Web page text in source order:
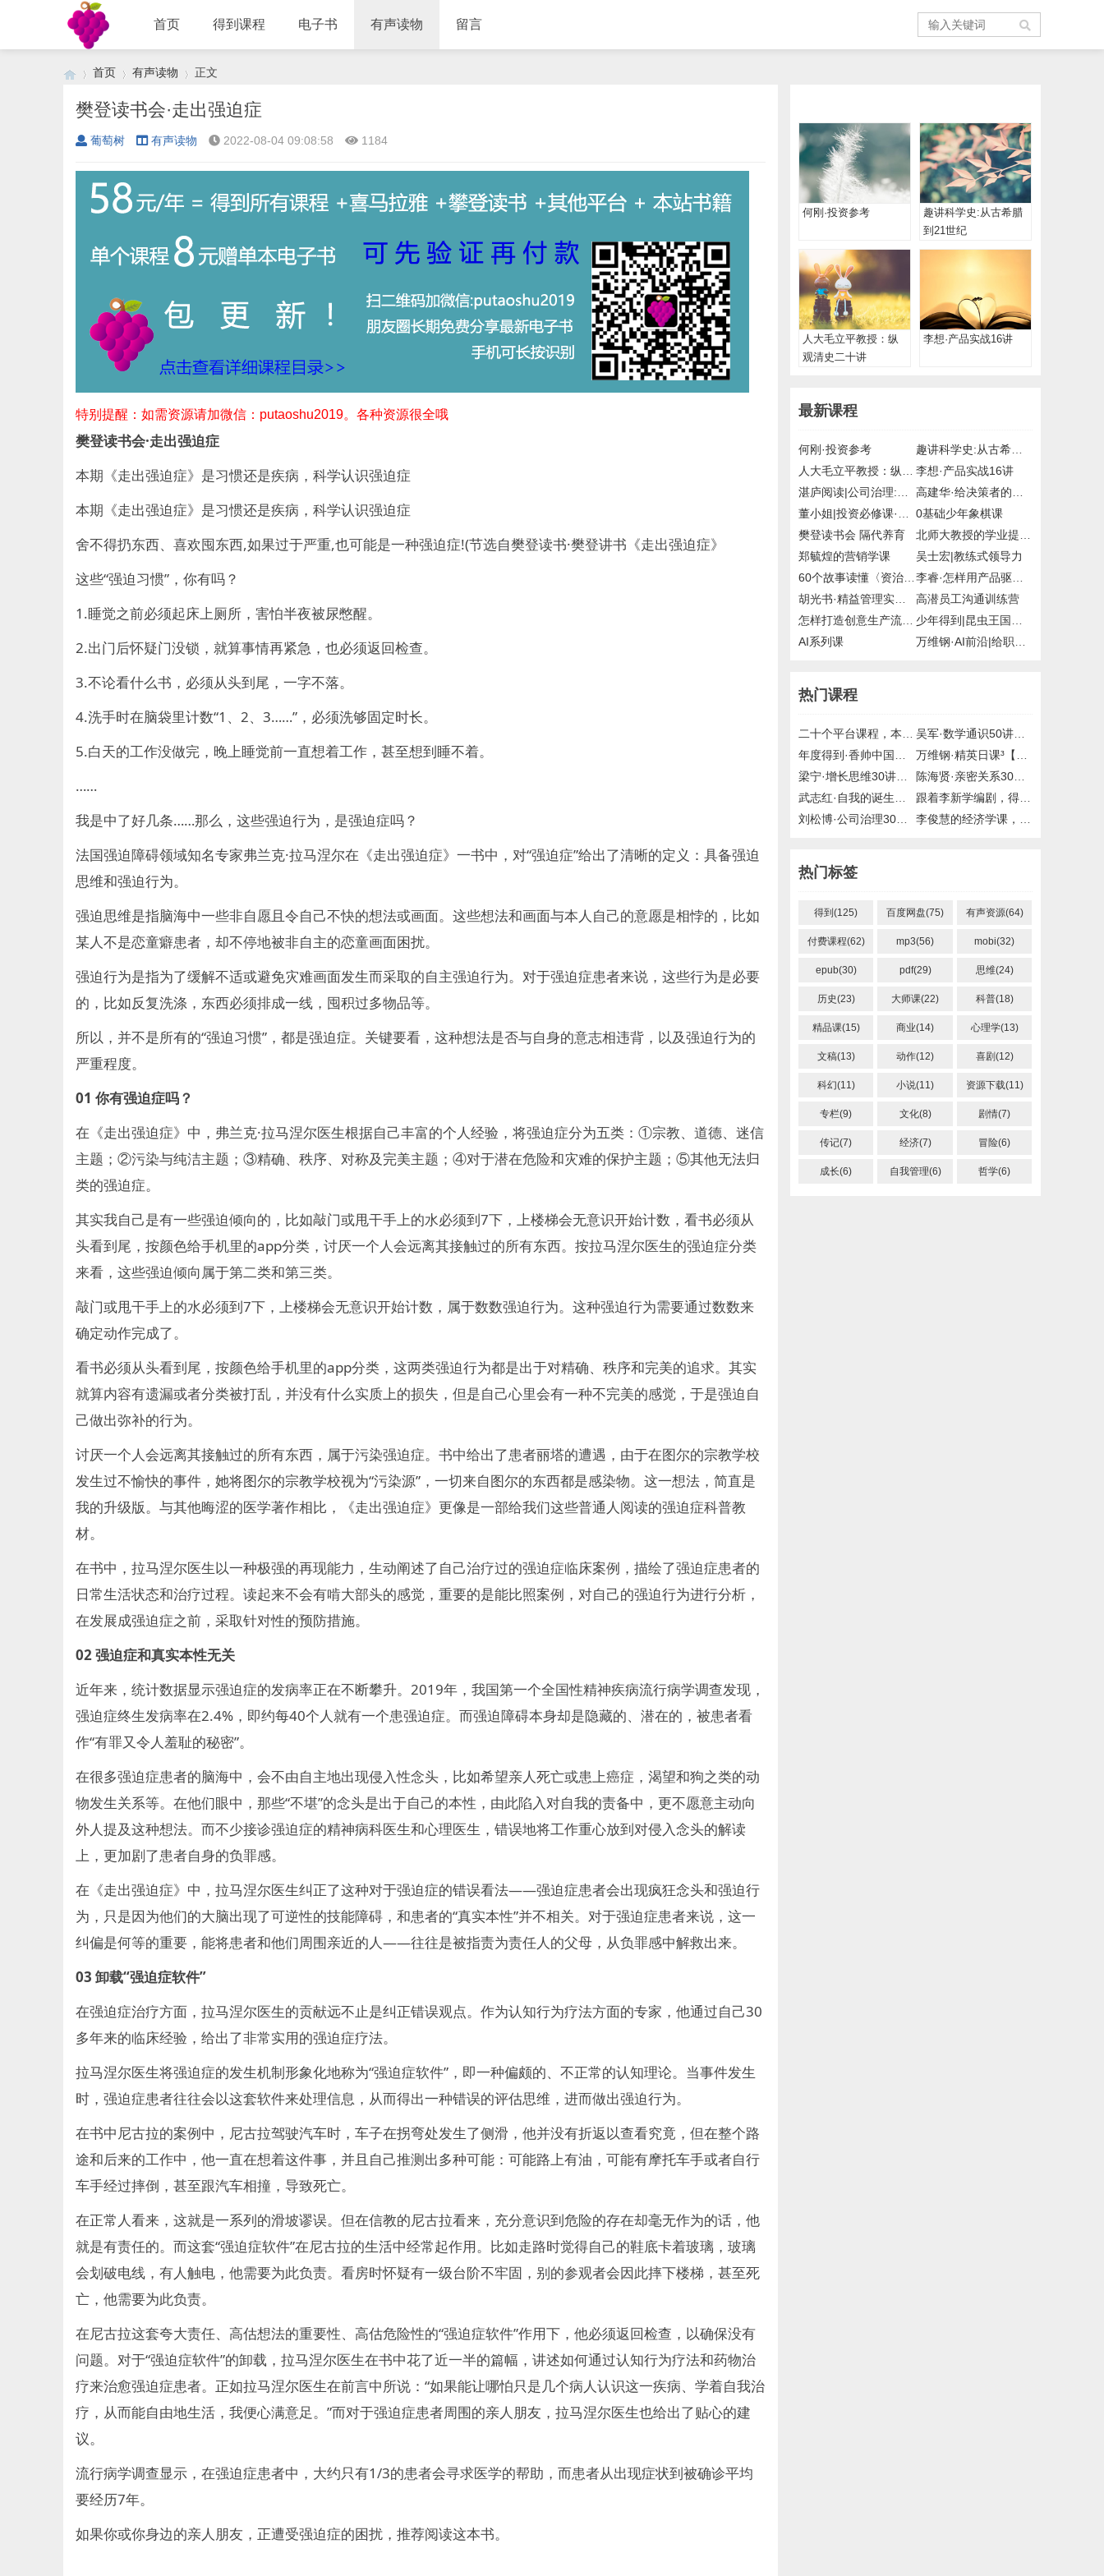
首页 得到课程 电子书 有声读物 留言
›
首页
›
有声读物
›
正文
樊登读书会·走出强迫症
葡萄树 有声读物 2022-08-04 09:08:58 1184
特别提醒：如需资源请加微信：putaoshu2019。各种资源很全哦
樊登读书会·走出强迫症
本期《走出强迫症》是习惯还是疾病，科学认识强迫症
本期《走出强迫症》是习惯还是疾病，科学认识强迫症
舍不得扔东西、喜欢囤东西,如果过于严重,也可能是一种强迫症!(节选自樊登读书·樊登讲书《走出强迫症》
这些“强迫习惯”，你有吗？
1.睡觉之前必须起床上厕所，害怕半夜被尿憋醒。
2.出门后怀疑门没锁，就算事情再紧急，也必须返回检查。
3.不论看什么书，必须从头到尾，一字不落。
4.洗手时在脑袋里计数“1、2、3……”，必须洗够固定时长。
5.白天的工作没做完，晚上睡觉前一直想着工作，甚至想到睡不着。
……
我是中了好几条……那么，这些强迫行为，是强迫症吗？
法国强迫障碍领域知名专家弗兰克·拉马涅尔在《走出强迫症》一书中，对“强迫症”给出了清晰的定义：具备强迫
思维和强迫行为。
强迫思维是指脑海中一些非自愿且令自己不快的想法或画面。这些想法和画面与本人自己的意愿是相悖的，比如
某人不是恋童癖患者，却不停地被非自主的恋童画面困扰。
强迫行为是指为了缓解不适或避免灾难画面发生而采取的自主强迫行为。对于强迫症患者来说，这些行为是必要
的，比如反复洗涤，东西必须排成一线，囤积过多物品等。
所以，并不是所有的“强迫习惯”，都是强迫症。关键要看，这种想法是否与自身的意志相违背，以及强迫行为的
严重程度。
01 你有强迫症吗？
在《走出强迫症》中，弗兰克·拉马涅尔医生根据自己丰富的个人经验，将强迫症分为五类：①宗教、道德、迷信
主题；②污染与纯洁主题；③精确、秩序、对称及完美主题；④对于潜在危险和灾难的保护主题；⑤其他无法归
类的强迫症。
其实我自己是有一些强迫倾向的，比如敲门或甩干手上的水必须到7下，上楼梯会无意识开始计数，看书必须从
头看到尾，按颜色给手机里的app分类，讨厌一个人会远离其接触过的所有东西。按拉马涅尔医生的强迫症分类
来看，这些强迫倾向属于第二类和第三类。
敲门或甩干手上的水必须到7下，上楼梯会无意识开始计数，属于数数强迫行为。这种强迫行为需要通过数数来
确定动作完成了。
看书必须从头看到尾，按颜色给手机里的app分类，这两类强迫行为都是出于对精确、秩序和完美的追求。其实
就算内容有遗漏或者分类被打乱，并没有什么实质上的损失，但是自己心里会有一种不完美的感觉，于是强迫自
己做出弥补的行为。
讨厌一个人会远离其接触过的所有东西，属于污染强迫症。书中给出了患者丽塔的遭遇，由于在图尔的宗教学校
发生过不愉快的事件，她将图尔的宗教学校视为“污染源”，一切来自图尔的东西都是感染物。这一想法，简直是
我的升级版。与其他晦涩的医学著作相比，《走出强迫症》更像是一部给我们这些普通人阅读的强迫症科普教
材。
在书中，拉马涅尔医生以一种极强的再现能力，生动阐述了自己治疗过的强迫症临床案例，描绘了强迫症患者的
日常生活状态和治疗过程。读起来不会有啃大部头的感觉，重要的是能比照案例，对自己的强迫行为进行分析，
在发展成强迫症之前，采取针对性的预防措施。
02强迫症和真实本性无关
近年来，统计数据显示强迫症的发病率正在不断攀升。2019年，我国第一个全国性精神疾病流行病学调查发现，
强迫症终生发病率在2.4%，即约每40个人就有一个患强迫症。而强迫障碍本身却是隐藏的、潜在的，被患者看
作“有罪又令人羞耻的秘密”。
在很多强迫症患者的脑海中，会不由自主地出现侵入性念头，比如希望亲人死亡或患上癌症，渴望和狗之类的动
物发生关系等。在他们眼中，那些“不堪”的念头是出于自己的本性，由此陷入对自我的责备中，更不愿意主动向
外人提及这种想法。而不少接诊强迫症的精神病科医生和心理医生，错误地将工作重心放到对侵入念头的解读
上，更加剧了患者自身的负罪感。
在《走出强迫症》中，拉马涅尔医生纠正了这种对于强迫症的错误看法——强迫症患者会出现疯狂念头和强迫行
为，只是因为他们的大脑出现了可逆性的技能障碍，和患者的“真实本性”并不相关。对于强迫症患者来说，这一
纠偏是何等的重要，能将患者和他们周围亲近的人——往往是被指责为责任人的父母，从负罪感中解救出来。
03 卸载“强迫症软件”
在强迫症治疗方面，拉马涅尔医生的贡献远不止是纠正错误观点。作为认知行为疗法方面的专家，他通过自己30
多年来的临床经验，给出了非常实用的强迫症疗法。
拉马涅尔医生将强迫症的发生机制形象化地称为“强迫症软件”，即一种偏颇的、不正常的认知理论。当事件发生
时，强迫症患者往往会以这套软件来处理信息，从而得出一种错误的评估思维，进而做出强迫行为。
在书中尼古拉的案例中，尼古拉驾驶汽车时，车子在拐弯处发生了侧滑，他并没有折返以查看究竟，但在整个路
途和后来的工作中，他一直在想着这件事，并且自己推测出多种可能：可能路上有油，可能有摩托车手或者自行
车手经过摔倒，甚至跟汽车相撞，导致死亡。
在正常人看来，这就是一系列的滑坡谬误。但在信教的尼古拉看来，充分意识到危险的存在却毫无作为的话，他
就是有责任的。而这套“强迫症软件”在尼古拉的生活中经常起作用。比如走路时觉得自己的鞋底卡着玻璃，玻璃
会划破电线，有人触电，他需要为此负责。看房时怀疑有一级台阶不牢固，别的参观者会因此摔下楼梯，甚至死
亡，他需要为此负责。
在尼古拉这套夸大责任、高估想法的重要性、高估危险性的“强迫症软件”作用下，他必须返回检查，以确保没有
问题。对于“强迫症软件”的卸载，拉马涅尔医生在书中花了近一半的篇幅，讲述如何通过认知行为疗法和药物治
疗来治愈强迫症患者。正如拉马涅尔医生在前言中所说：“如果能让哪怕只是几个病人认识这一疾病、学着自我治
疗，从而能自由地生活，我便心满意足。”而对于强迫症患者周围的亲人朋友，拉马涅尔医生也给出了贴心的建
议。
流行病学调查显示，在强迫症患者中，大约只有1/3的患者会寻求医学的帮助，而患者从出现症状到被确诊平均
要经历7年。
如果你或你身边的亲人朋友，正遭受强迫症的困扰，推荐阅读这本书。
何刚·投资参考
趣讲科学史:从古希腊
到21世纪
人大毛立平教授：纵
观清史二十讲
李想·产品实战16讲
最新课程
何刚·投资参考
趣讲科学史:从古希腊到21世纪
人大毛立平教授：纵观清史二十讲 李想·产品实战16讲
湛庐阅读|公司治理:掌控与激励的艺术
高建华·给决策者的战略课
董小姐|投资必修课·读懂国家政策12讲
0基础少年象棋课
樊登读书会 隔代养育
北师大教授的学业提升课
郑毓煌的营销学课
吴士宏|教练式领导力
60个故事读懂〈资治通鉴〉
李睿·怎样用产品驱动增长
胡光书·精益管理实战课
高潜员工沟通训练营
怎样打造创意生产流水线
少年得到|昆虫王国的科学课
AI系列课
万维钢·AI前沿|给职场人的AI写作课
热门课程
二十个平台课程，本站课程目录节选
吴军·数学通识50讲，mp3，得到，付费课程，百度网盘，有声资源
年度得到·香帅中国财富报告25讲，2019到2020年，百度网盘
万维钢·精英日课³【完结】，精英日课1/2【完结】，mp3，得到，付费课程，百度网盘，有声资源
梁宁·增长思维30讲【完结】，mp3，得到，付费课程，百度网盘，有声资源
陈海贤·亲密关系30讲，mp3，得到，大师课
武志红·自我的诞生，得到，大师课，百度网盘
跟着李新学编剧，得到，百度网盘
刘松博·公司治理30讲【完结】，mp3，得到，喜马拉雅，付费课程，有声资源
李俊慧的经济学课，喜马拉雅，百度网盘
热门标签
得到(125) 百度网盘(75) 有声资源(64)
付费课程(62) mp3(56) mobi(32)
epub(30) pdf(29) 思维(24)
历史(23) 大师课(22) 科普(18)
精品课(15) 商业(14) 心理学(13)
文稿(13) 动作(12) 喜剧(12)
科幻(11) 小说(11) 资源下载(11)
专栏(9) 文化(8) 剧情(7)
传记(7) 经济(7) 冒险(6)
成长(6) 自我管理(6) 哲学(6)